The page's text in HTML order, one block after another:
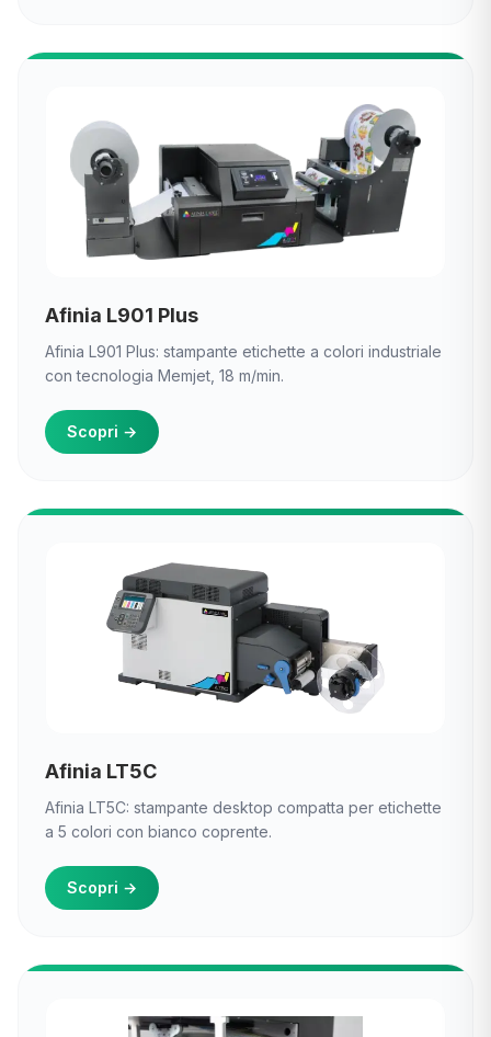
Afinia L901 Plus
Afinia L901 Plus: stampante etichette a colori industriale
con tecnologia Memjet, 18 m/min.
Scopri →
Afinia LT5C
Afinia LT5C: stampante desktop compatta per etichette
a 5 colori con bianco coprente.
Scopri →